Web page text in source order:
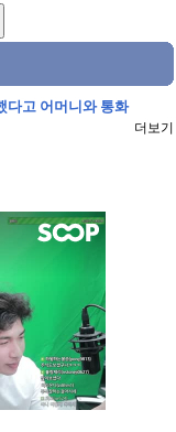
다고 어머니와 통화
더보기